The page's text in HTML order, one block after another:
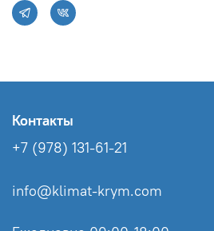
Контакты
+7 (978) 131-61-21
info@klimat-krym.com